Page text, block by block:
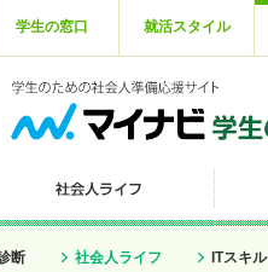
学生の窓口 就活スタイル
断 社会人ライフ ITスキル